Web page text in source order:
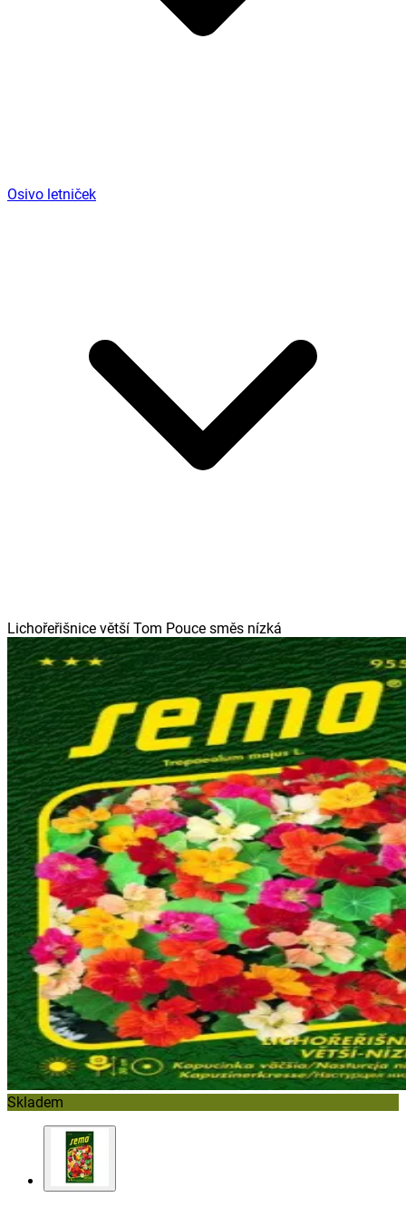
Osivo letniček
Lichořeřišnice větší Tom Pouce směs nízká
Skladem